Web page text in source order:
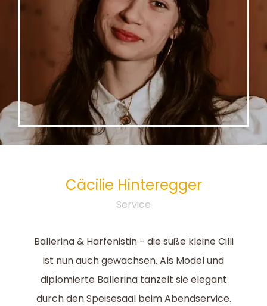
Cäcilie Hinteregger
Service
Ballerina & Harfenistin - die süße kleine Cilli
ist nun auch gewachsen. Als Model und
diplomierte Ballerina tänzelt sie elegant
durch den Speisesaal beim Abendservice.